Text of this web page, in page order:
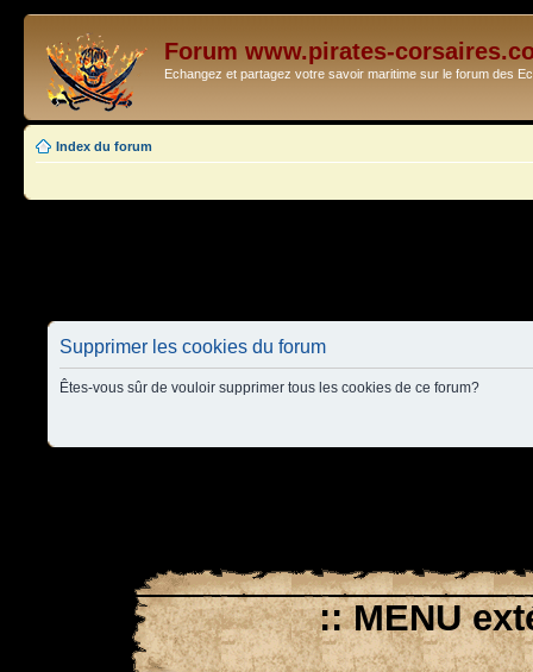
Forum www.pirates-
Echangez et partagez votre savoir maritime sur le forum des
Index du forum
Supprimer les cookies du forum
Êtes-vous sûr de vouloir supprimer tous les cookies de ce forum?
:: MENU